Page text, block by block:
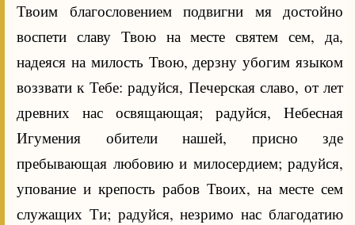
Твоим благословением подвигни мя достойно
воспети славу Твою на месте святем сем, да,
надеяся на милость Твою, дерзну убогим языком
воззвати к Тебе: радуйся, Печерская славо, от лет
древних нас освящающая; радуйся, Небесная
Игумения обители нашей, присно зде
пребывающая любовию и милосердием; радуйся,
упование и крепость рабов Твоих, на месте сем
служащих Ти; радуйся, незримо нас благодатию